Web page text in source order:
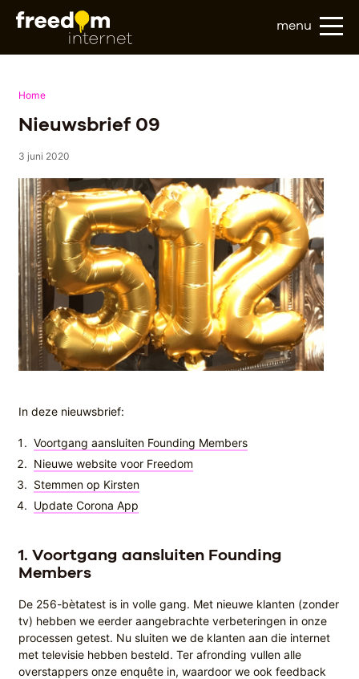
menu
Home
Nieuwsbrief 09
3 juni 2020
In deze nieuwsbrief:
Voortgang aansluiten Founding Members
Nieuwe website voor Freedom
Stemmen op Kirsten
Update Corona App
1. Voortgang aansluiten Founding
Members
De 256-bètatest is in volle gang. Met nieuwe klanten (zonder
tv) hebben we eerder aangebrachte verbeteringen in onze
processen getest. Nu sluiten we de klanten aan die internet
met televisie hebben besteld. Ter afronding vullen alle
overstappers onze enquête in, waardoor we ook feedback